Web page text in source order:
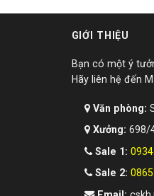
GIỚI THIỆU
Bạn có một ý
Hãy liên hệ đến
Văn phòng:
Xưởng: 698/
Sale 1:
Sale 2: